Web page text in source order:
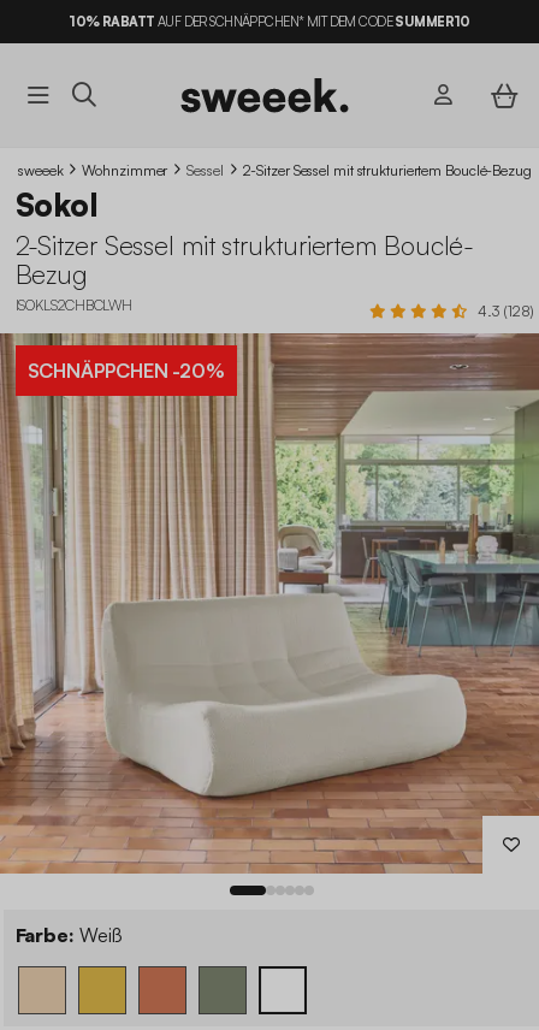
10% RABATT AUF DER SCHNÄPPCHEN* MIT DEM CODESUMMER10
sweeek Wohnzimmer Sessel 2-Sitzer Sessel mit strukturiertem Bouclé-Bezug
Sokol
2-Sitzer Sessel mit strukturiertem Bouclé-
Bezug
ISOKLS2CHBCLWH 4.3 (128)
SCHNÄPPCHEN -20%
Farbe: Weiß